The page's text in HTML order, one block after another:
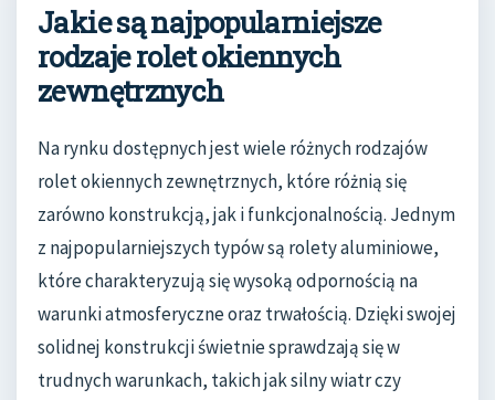
Jakie są najpopularniejsze
rodzaje rolet okiennych
zewnętrznych
Na rynku dostępnych jest wiele różnych rodzajów
rolet okiennych zewnętrznych, które różnią się
zarówno konstrukcją, jak i funkcjonalnością. Jednym
z najpopularniejszych typów są rolety aluminiowe,
które charakteryzują się wysoką odpornością na
warunki atmosferyczne oraz trwałością. Dzięki swojej
solidnej konstrukcji świetnie sprawdzają się w
trudnych warunkach, takich jak silny wiatr czy